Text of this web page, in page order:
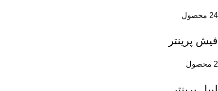
24 محصول
فیش پرینتر
2 محصول